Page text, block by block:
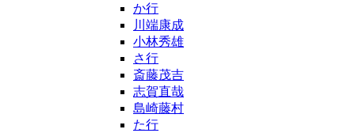
か行
川端康成
小林秀雄
さ行
斎藤茂吉
志賀直哉
島崎藤村
た行